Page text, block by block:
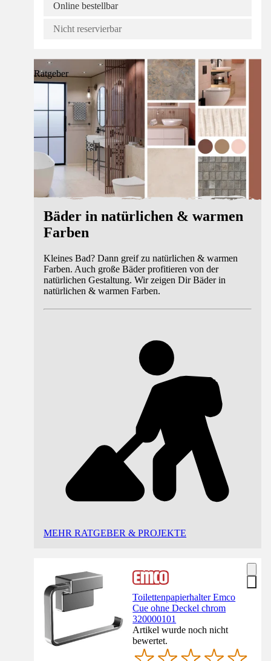
Online bestellbar
Nicht reservierbar
Ratgeber
Bäder in natürlichen & warmen
Farben
Kleines Bad? Dann greif zu natürlichen & warmen
Farben. Auch große Bäder profitieren von der
natürlichen Gestaltung. Wir zeigen Dir Bäder in
natürlichen & warmen Farben.
MEHR RATGEBER & PROJEKTE
Toilettenpapierhalter Emco
Cue ohne Deckel chrom
320000101
Artikel wurde noch nicht
bewertet.